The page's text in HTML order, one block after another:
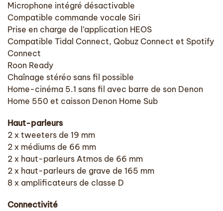
Microphone intégré désactivable
Compatible commande vocale Siri
Prise en charge de l’application HEOS
Compatible Tidal Connect, Qobuz Connect et Spotify
Connect
Roon Ready
Chaînage stéréo sans fil possible
Home-cinéma 5.1 sans fil avec barre de son Denon
Home 550 et caisson Denon Home Sub
Haut-parleurs
2 x tweeters de 19 mm
2 x médiums de 66 mm
2 x haut-parleurs Atmos de 66 mm
2 x haut-parleurs de grave de 165 mm
8 x amplificateurs de classe D
Connectivité